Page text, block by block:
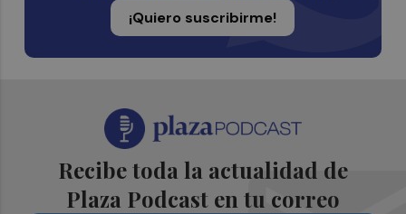
¡Quiero suscribirme!
Recibe toda la actualidad de
Plaza Podcast en tu correo